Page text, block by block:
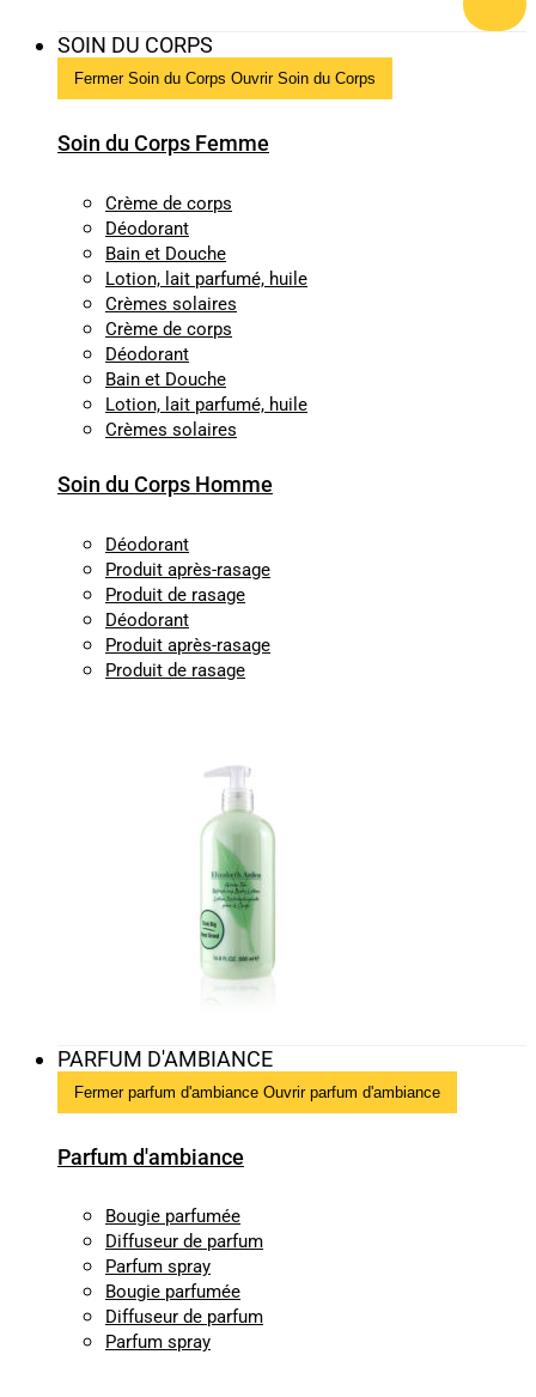
SOIN DU CORPS
Fermer Soin du Corps Ouvrir Soin du Corps
Soin du Corps Femme
Crème de corps
Déodorant
Bain et Douche
Lotion, lait parfumé, huile
Crèmes solaires
Crème de corps
Déodorant
Bain et Douche
Lotion, lait parfumé, huile
Crèmes solaires
Soin du Corps Homme
Déodorant
Produit après-rasage
Produit de rasage
Déodorant
Produit après-rasage
Produit de rasage
PARFUM D'AMBIANCE
Fermer parfum d'ambiance Ouvrir parfum d'ambiance
Parfum d'ambiance
Bougie parfumée
Diffuseur de parfum
Parfum spray
Bougie parfumée
Diffuseur de parfum
Parfum spray